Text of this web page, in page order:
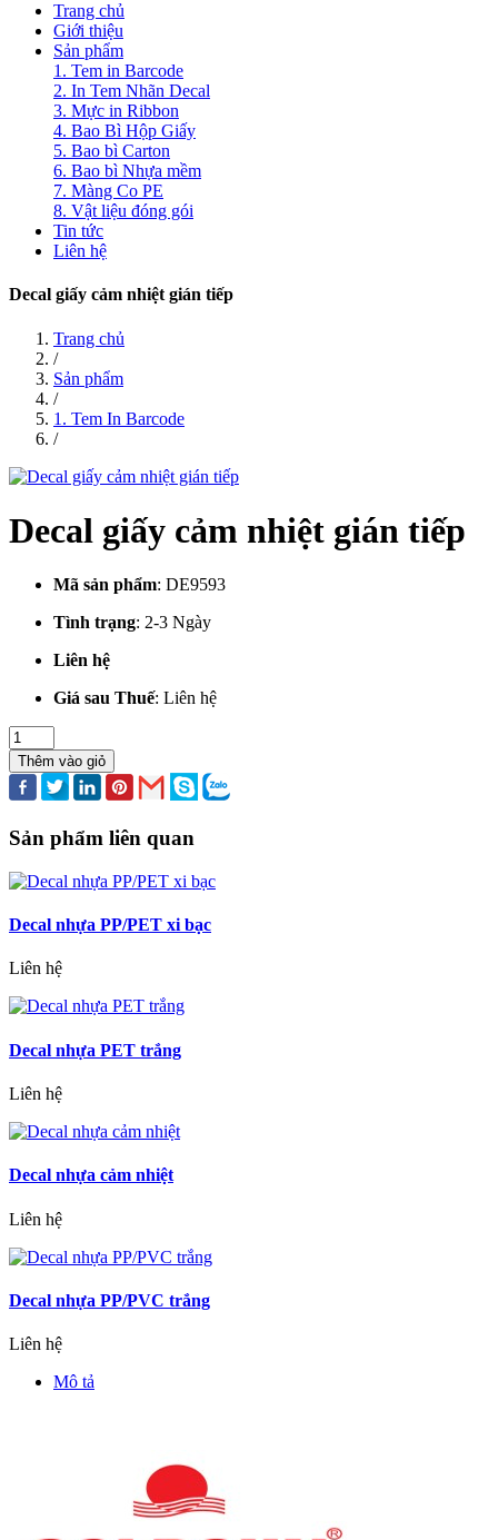
Trang chủ
Giới thiệu
Sản phẩm
1. Tem in Barcode
2. In Tem Nhãn Decal
3. Mực in Ribbon
4. Bao Bì Hộp Giấy
5. Bao bì Carton
6. Bao bì Nhựa mềm
7. Màng Co PE
8. Vật liệu đóng gói
Tin tức
Liên hệ
Decal giấy cảm nhiệt gián tiếp
Trang chủ
/
Sản phẩm
/
1. Tem In Barcode
/
Decal giấy cảm nhiệt gián tiếp
Mã sản phẩm: DE9593
Tình trạng: 2-3 Ngày
Liên hệ
Giá sau Thuế: Liên hệ
Thêm vào giỏ
Sản phẩm liên quan
Decal nhựa PP/PET xi bạc
Liên hệ
Decal nhựa PET trắng
Liên hệ
Decal nhựa cảm nhiệt
Liên hệ
Decal nhựa PP/PVC trắng
Liên hệ
Mô tả